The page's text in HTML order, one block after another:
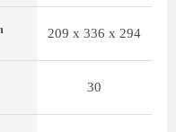
209 x 336 x 294
30